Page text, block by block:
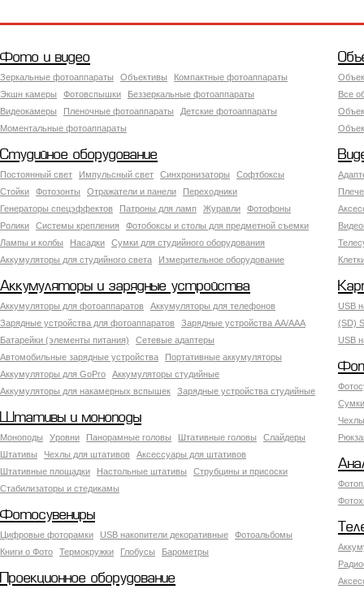
Фото и видео
Зеркальные фотоаппараты Объективы
Компактные фотоаппараты
Экшн камеры
Фотовспышки
Беззеркальные фотоаппараты
Видеокамеры
Пленочные фотоаппараты
Детские фотоаппараты
Моментальные фотоаппараты
Все
Студийное оборудование
Постоянный свет Импульсный свет Синхронизаторы
Софтбоксы
Стойки
Фотозонты Отражатели и панели
Переходники
Генераторы спецэффектов
Патроны для ламп Журавли
Фотофоны
Ролики
Системы крепления
Фотобоксы и столы для предметной съемки
Лампы и колбы
Насадки
Сумки для студийного оборудования
Аккумуляторы для студийного света
Измерительное оборудование
Аккумуляторы и зарядные устройства
Аккумуляторы для фотоаппаратов
Аккумуляторы для телефонов
Зарядные устройства для фотоаппаратов
Зарядные устройства AA/AAA
Батарейки (элементы питания)
Сетевые адаптеры
Автомобильные зарядные устройства
Портативные аккумуляторы
Аккумуляторы для GoPro
Аккумуляторы студийные
Аккумуляторы для накамерных вспышек
Зарядные устройства студийные
USB
(SD)
USB
Штативы и моноподы
Моноподы Уровни Панорамные головы Штативные головы
Слайдеры
Штативы
Чехлы для штативов
Аксессуары для штативов
Штативные площадки
Настольные штативы
Струбцины и присоски
Стабилизаторы и стедикамы
Фотосувениры
Цифровые фоторамки USB накопители декоративные
Фотоальбомы
Книги о Фото
Термокружки Глобусы Барометры
Проекционное оборудование